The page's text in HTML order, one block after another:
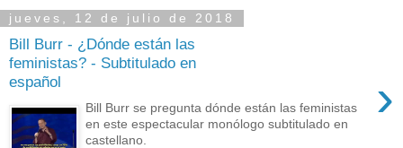
jueves, 12 de julio de 2018
Bill Burr - ¿Dónde están las
feministas? - Subtitulado en
español
›
Bill Burr se pregunta dónde están las feministas
en este espectacular monólogo subtitulado en
castellano.